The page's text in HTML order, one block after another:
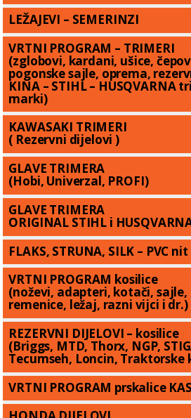
LEŽAJEVI – SEMERINZI
VRTNI PROGRAM – TRIMERI
(zglobovi, kardani, ušice,
pogonske sajle, oprema,
KINA – STIHL – HUSQVARNA
marki)
KAWASAKI TRIMERI
( Rezervni dijelovi )
GLAVE TRIMERA
(Hobi, Univerzal, PROFI)
GLAVE TRIMERA
ORIGINAL STIHL i
FLAKS, STRUNA, SILK – PVC
VRTNI PROGRAM kosilice
(noževi, adapteri, kotači,
remenice, ležaj, razni vijci i dr.)
REZERVNI DIJELOVI – kosilice
(Briggs, MTD, Thorx, NGP,
Tecumseh, Loncin, Traktorske
VRTNI PROGRAM prskalice